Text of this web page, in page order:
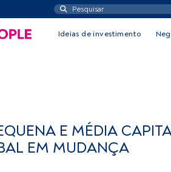
Ideias de investimento
E MÉDIA
EM MUDANÇA